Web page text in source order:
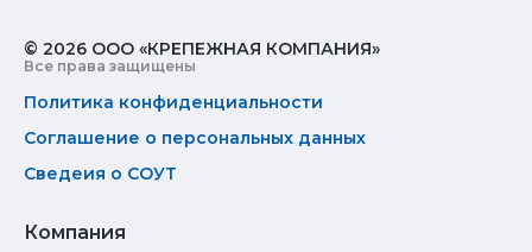
© 2026 ООО «КРЕПЕЖНАЯ КОМПАНИЯ»
Все права защищены
Политика конфиденциальности
Соглашение о персональных данных
Сведеия о СОУТ
Компания